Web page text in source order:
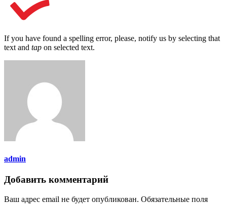
If you have found a spelling error, please, notify us by selecting that
text and tap on selected text.
admin
Добавить комментарий
Ваш адрес email не будет опубликован. Обязательные поля